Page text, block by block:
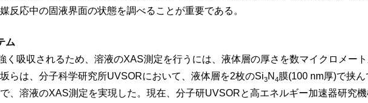
反応中の固液界面の状態を調べることが重要である。
ム
く吸収されるため、溶液のXAS測定を行うには、液体層の厚さを数マイクロメー
らは、分子科学研究所UVSORにおいて、液体層を2枚のSi3N 4膜(100 nm厚)で挟
、溶液のXAS測定を実現した。現在、分子研UVSORと高エネルギー加速器研究